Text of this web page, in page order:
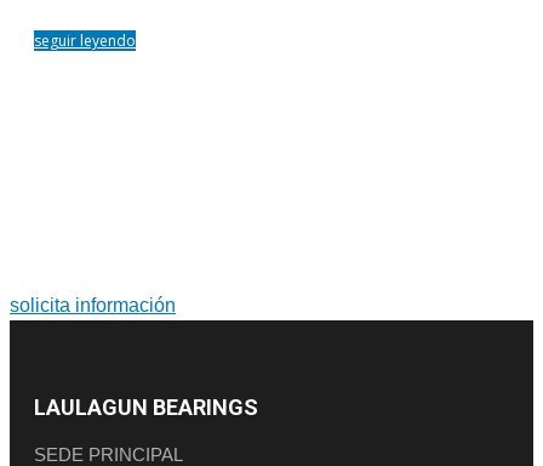
seguir leyendo
solicita información
LAULAGUN BEARINGS
SEDE PRINCIPAL